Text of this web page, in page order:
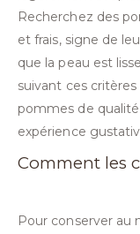
Recherchez des
et frais, signe de
que la peau est
suivant ces
pommes de
expérience
Comment les
Pour conserver au